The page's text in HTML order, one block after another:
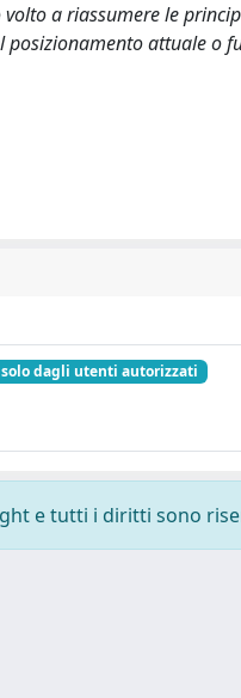
a riassumere le
attuale o
dagli utenti autorizzati
e tutti i diritti sono